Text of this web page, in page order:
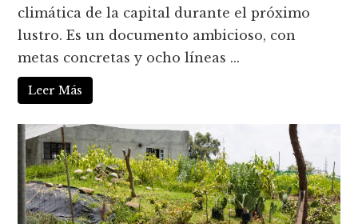
climática de la capital durante el próximo
lustro. Es un documento ambicioso, con
metas concretas y ocho líneas ...
Leer Más